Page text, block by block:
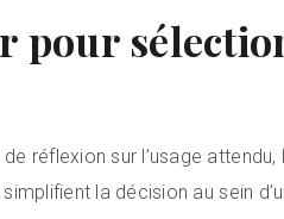
pour
réflexion sur l’usage attendu,
simplifient la décision au sein